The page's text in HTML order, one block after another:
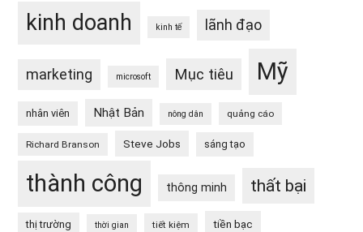
kinh doanh kinh tế lãnh đạo
marketing microsoft Mục tiêu Mỹ
nhân viên Nhật Bản nông dân quảng cáo
Richard Branson Steve Jobs sáng tạo
thành công thông minh thất bại
thị trường thời gian tiết kiệm tiền bạc